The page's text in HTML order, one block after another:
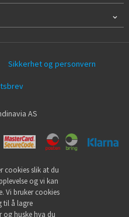
Sikkerhet og personvern
AS
cookies slik at du
og vi kan
Vi bruker cookies
til å lagre
og huske hva du